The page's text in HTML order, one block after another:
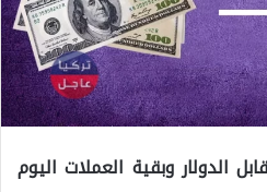
الدولار وبقية العملات اليوم